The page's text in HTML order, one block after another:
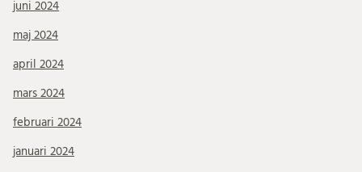
juni 2024
maj 2024
april 2024
mars 2024
februari 2024
januari 2024